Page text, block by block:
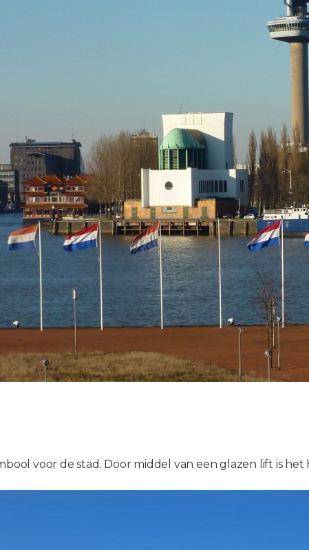
voor de stad. Door middel van een glazen lift is